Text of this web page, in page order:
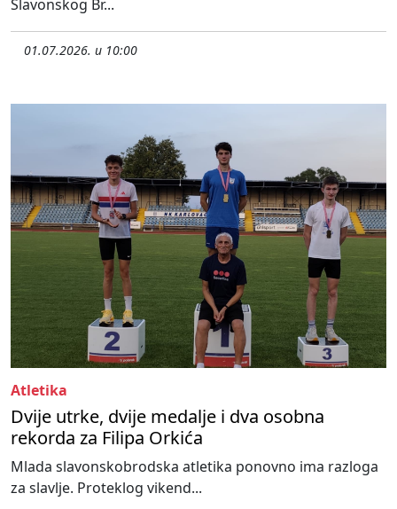
Slavonskog Br...
01.07.2026. u 10:00
Atletika
Dvije utrke, dvije medalje i dva osobna
rekorda za Filipa Orkića
Mlada slavonskobrodska atletika ponovno ima razloga
za slavlje. Proteklog vikend...